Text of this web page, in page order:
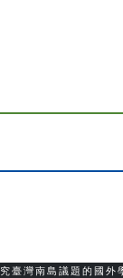
灣南島議題的國外